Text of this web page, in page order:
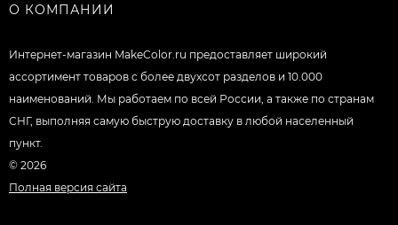
О КОМПАНИИ
Интернет-магазин MakeColor.ru предоставляет широкий
ассортимент товаров c более двухсот разделов и 10.000
наименований. Мы работаем по всей России, а также по странам
СНГ, выполняя самую быструю доставку в любой населенный
пункт.
© 2026
Полная версия сайта